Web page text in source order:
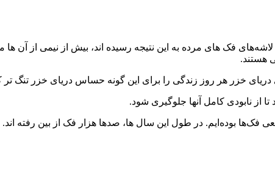
فک های مرده به این نتیجه رسیده اند، بیش از نیمی از آن ها
هستند.
خزر هر روز زندگی را برای این گونه حساس دریای خزر تنگ
از نابودی کامل آنها جلوگیری شود.
بوده‌ایم. در طول این سال ها، صدها هزار فک از بین رفته اند.